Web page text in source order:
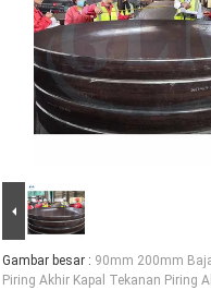
Gambar besar : 90mm 200mm
Piring Akhir Kapal Tekanan Piring